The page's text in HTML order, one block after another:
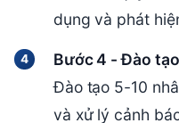
dụng và phát
Bước 4 - Đào
Đào tạo 5-10
và xử lý cảnh